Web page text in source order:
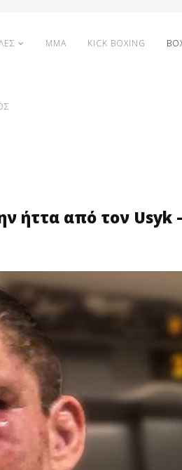
MMA KICK BOXING
ήττα από τον Usyk